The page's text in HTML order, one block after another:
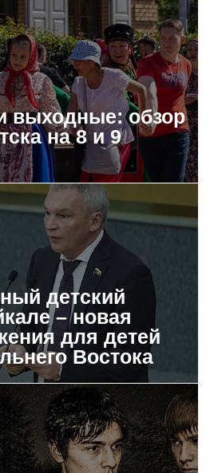
выходные: обзор
на 8 и 9
детский
– новая
для детей
Востока